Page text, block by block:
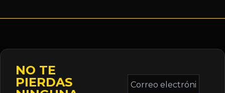
NO TE
PIERDAS
Correo
electrónico